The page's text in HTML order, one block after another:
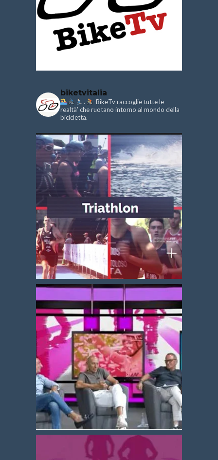
biketvitalia
.
BikeTv raccoglie tutte le
realtà’ che ruotano intorno al mondo della
bicicletta.